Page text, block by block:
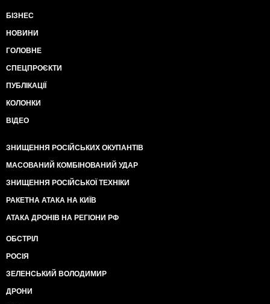
БІЗНЕС
НОВИНИ
ГОЛОВНЕ
СПЕЦПРОЄКТИ
ПУБЛІКАЦІЇ
КОЛОНКИ
ВІДЕО
ЗНИЩЕННЯ РОСІЙСЬКИХ ОКУПАНТІВ
МАСОВАНИЙ КОМБІНОВАНИЙ УДАР
ЗНИЩЕННЯ РОСІЙСЬКОЇ ТЕХНІКИ
РАКЕТНА АТАКА НА КИЇВ
АТАКА ДРОНІВ НА РЕГІОНИ РФ
ОБСТРІЛ
РОСІЯ
ЗЕЛЕНСЬКИЙ ВОЛОДИМИР
ДРОНИ